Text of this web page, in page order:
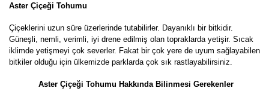
Aster Çiçeği Tohumu
Çiçeklerini uzun süre üzerlerinde tutabilirler. Dayanıklı bir bitkidir.
Güneşli, nemli, verimli, iyi drene edilmiş olan topraklarda yetişir. Sıcak
iklimde yetişmeyi çok severler. Fakat bir çok yere de uyum sağlayabilen
bitkiler olduğu için ülkemizde parklarda çok sık rastlayabilirsiniz.
Aster Çiçeği Tohumu Hakkında Bilinmesi Gerekenler